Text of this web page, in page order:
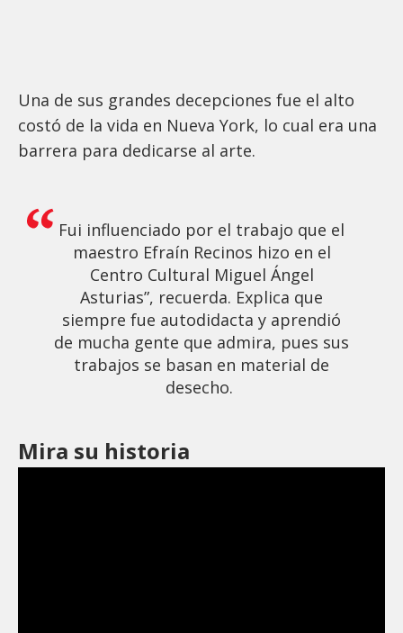
Una de sus grandes decepciones fue el alto
costó de la vida en Nueva York, lo cual era una
barrera para dedicarse al arte.
Fui influenciado por el trabajo que el
maestro Efraín Recinos hizo en el
Centro Cultural Miguel Ángel
Asturias”, recuerda. Explica que
siempre fue autodidacta y aprendió
de mucha gente que admira, pues sus
trabajos se basan en material de
desecho.
Mira su historia